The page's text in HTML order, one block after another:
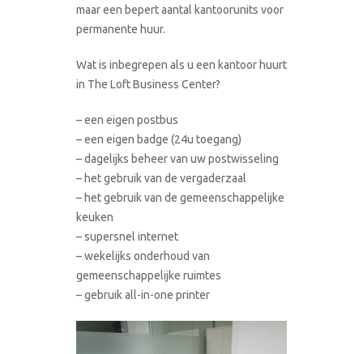
maar een bepert aantal kantoorunits voor
permanente huur.
Wat is inbegrepen als u een kantoor huurt
in The Loft Business Center?
– een eigen postbus
– een eigen badge (24u toegang)
– dagelijks beheer van uw postwisseling
– het gebruik van de vergaderzaal
– het gebruik van de gemeenschappelijke
keuken
– supersnel internet
– wekelijks onderhoud van
gemeenschappelijke ruimtes
– gebruik all-in-one printer